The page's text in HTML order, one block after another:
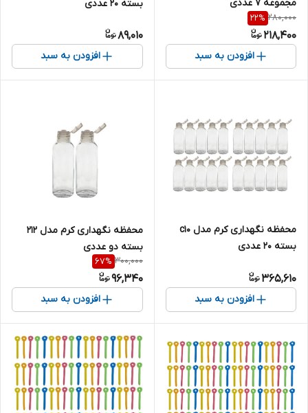
مجموعه 7 عددی
280,000
22%
218,400
افزودن به سبد
بسته 20 عددی
89,010
افزودن به سبد
محفظه نگهداری کرم مدل c10
بسته 20 عددی
365,610
افزودن به سبد
محفظه نگهداری کرم مدل 212
بسته دو عددی
300,000
67%
96,340
افزودن به سبد